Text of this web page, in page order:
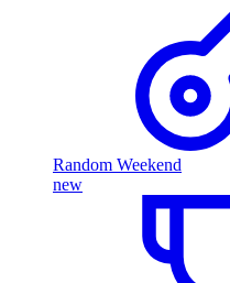
Random Weekend
new